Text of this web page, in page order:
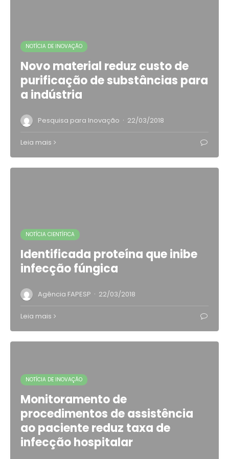
NOTÍCIA DE INOVAÇÃO
Novo material reduz custo de
purificação de substâncias para
a indústria
Pesquisa para Inovação · 22/03/2018
Leia mais
NOTÍCIA CIENTÍFICA
Identificada proteína que inibe
infecção fúngica
Agência FAPESP · 22/03/2018
Leia mais
NOTÍCIA DE INOVAÇÃO
Monitoramento de
procedimentos de assistência
ao paciente reduz taxa de
infecção hospitalar